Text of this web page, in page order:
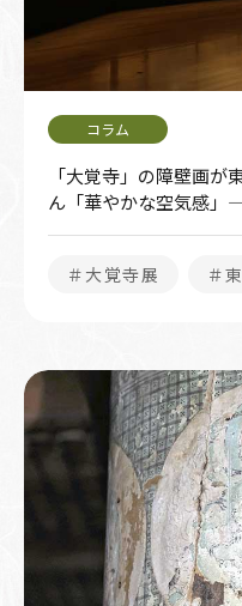
「大覚寺」の障壁画が
ん「華やかな空気感」
＃大覚寺展 ＃